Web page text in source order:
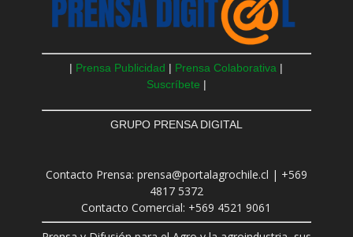
| Prensa Publicidad | Prensa Colaborativa |
Suscríbete |
GRUPO PRENSA DIGITAL
Contacto Prensa: prensa@portalagrochile.cl | +569
4817 5372
Contacto Comercial: +569 4521 9061